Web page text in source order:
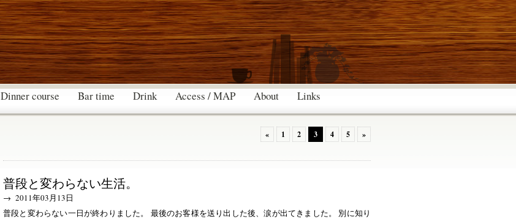
Dinner course Bar time Drink Access / MAP About Links
« 1 2 3 4 5 »
普段と変わらない生活。
→ 2011年03月13日
普段と変わらない一日が終わりました。 最後のお客様を送り出した後、涙が出てきました。 別に知り